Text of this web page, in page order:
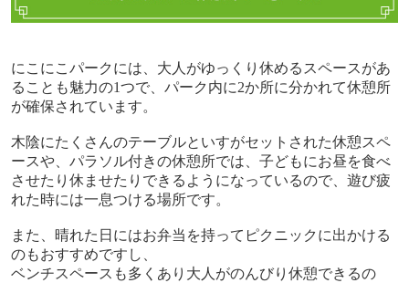
にこにこパークには、大人がゆっくり休めるスペースがあ
ることも魅力の1つで、パーク内に2か所に分かれて休憩所
が確保されています。
木陰にたくさんのテーブルといすがセットされた休憩スペ
ースや、パラソル付きの休憩所では、子どもにお昼を食べ
させたり休ませたりできるようになっているので、遊び疲
れた時には一息つける場所です。
また、晴れた日にはお弁当を持ってピクニックに出かける
のもおすすめですし、
ベンチスペースも多くあり大人がのんびり休憩できるの